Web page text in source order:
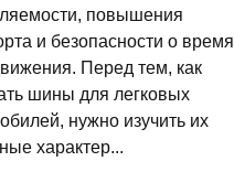
повышения
и безопасности о время
Перед тем, как
шины для легковых
нужно изучить их
характер...